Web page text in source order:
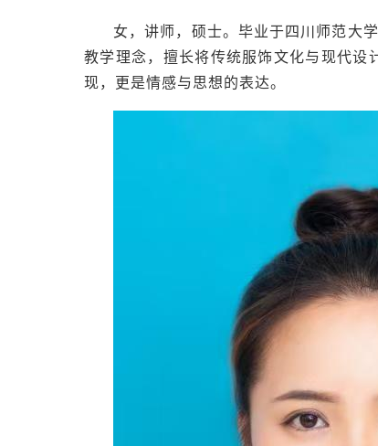
女，讲师，硕士。毕业于四川师范大
教学理念，擅长将传统服饰文化与现代设
现，更是情感与思想的表达。